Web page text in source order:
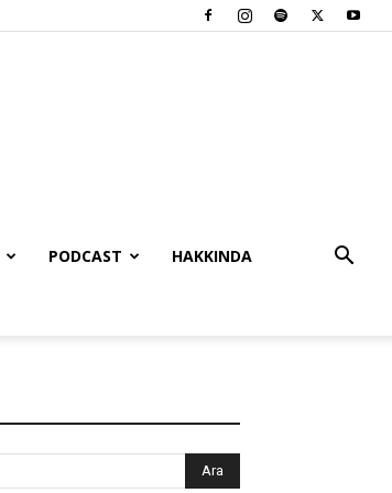
PODCAST HAKKINDA